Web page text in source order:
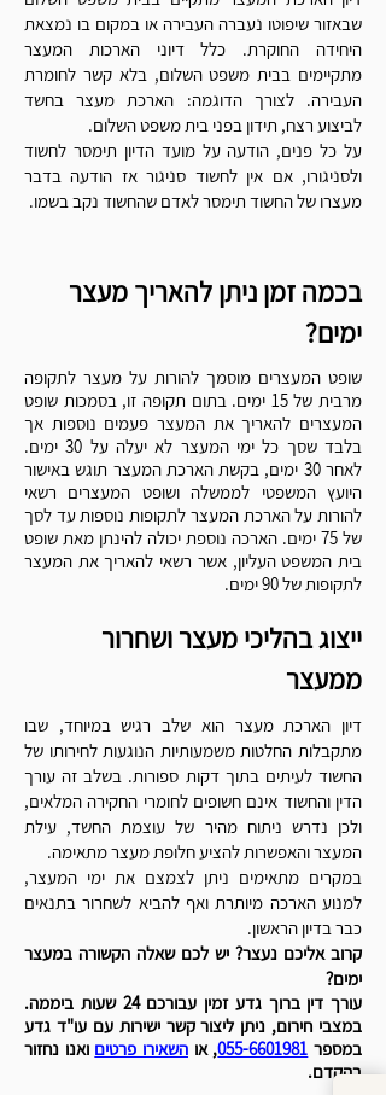
שבאזור שיפוטו נעברה העבירה או במקום בו נמצאת
היחידה החוקרת. כלל דיוני הארכות המעצר
מתקיימים בבית משפט השלום, בלא קשר לחומרת
העבירה. לצורך הדוגמה: הארכת מעצר בחשד
לביצוע רצח, תידון בפני בית משפט השלום.
על כל פנים, הודעה על מועד הדיון תימסר לחשוד
ולסניגורו, אם אין לחשוד סניגור אז הודעה בדבר
מעצרו של החשוד תימסר לאדם שהחשוד נקב בשמו.
בכמה זמן ניתן להאריך מעצר
ימים?
שופט המעצרים מוסמך להורות על מעצר לתקופה
מרבית של 15 ימים. בתום תקופה זו, בסמכות שופט
המעצרים להאריך את המעצר פעמים נוספות אך
בלבד שסך כל ימי המעצר לא יעלה על 30 ימים.
לאחר 30 ימים, בקשת הארכת המעצר תוגש באישור
היועץ המשפטי לממשלה ושופט המעצרים רשאי
להורות על הארכת המעצר לתקופות נוספות עד לסך
של 75 ימים. הארכה נוספת יכולה להינתן מאת שופט
בית המשפט העליון, אשר רשאי להאריך את המעצר
לתקופות של 90 ימים.
ייצוג בהליכי מעצר ושחרור
ממעצר
דיון הארכת מעצר הוא שלב רגיש במיוחד, שבו
מתקבלות החלטות משמעותיות הנוגעות לחירותו של
החשוד לעיתים בתוך דקות ספורות. בשלב זה עורך
הדין והחשוד אינם חשופים לחומרי החקירה המלאים,
ולכן נדרש ניתוח מהיר של עוצמת החשד, עילת
המעצר והאפשרות להציע חלופת מעצר מתאימה.
במקרים מתאימים ניתן לצמצם את ימי המעצר,
למנוע הארכה מיותרת ואף להביא לשחרור בתנאים
כבר בדיון הראשון.
קרוב אליכם נעצר? יש לכם שאלה הקשורה במעצר
ימים?
עורך דין ברוך גדע זמין עבורכם 24 שעות ביממה.
במצבי חירום, ניתן ליצור קשר ישירות עם עו"ד גדע
במספר 055-6601981, או השאירו פרטים ואנו נחזור
בהקדם.